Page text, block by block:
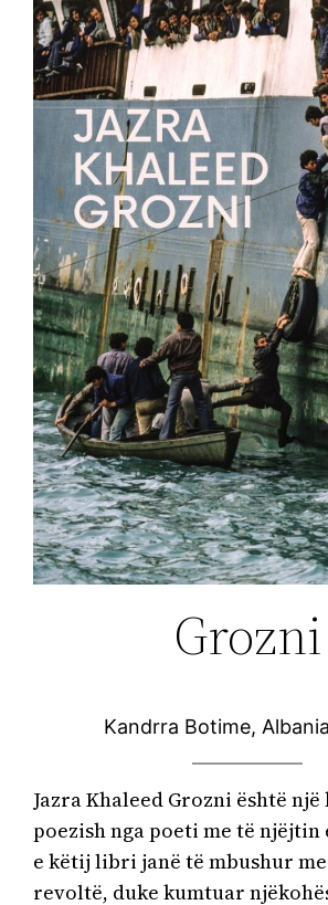
Grozni
Kandrra Botime,
Jazra Khaleed Grozni është
poezish nga poeti me të njëjtin
e këtij libri janë të mbushur
revoltë, duke kumtuar